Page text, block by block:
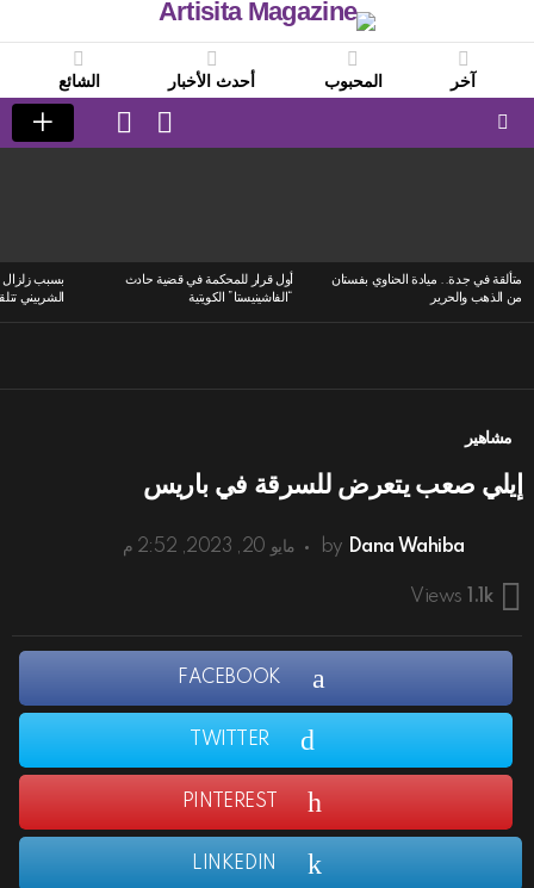
آخر المحبوب أحدث الأخبار الشائع
SWITCH
SKIN
LOGIN
متألقة في جدة.. ميادة الحناوي بفستان
من الذهب والحرير
أول قرار للمحكمة في قضية حادث
“الفاشينيستا” الكويتية
بسبب زلزال
الشربيني
مشاهير
إيلي صعب يتعرض للسرقة في باريس
by Dana Wahiba مايو 20, 2023, 2:52 م
1.1k
Views
FACEBOOK
TWITTER
PINTEREST
LINKEDIN